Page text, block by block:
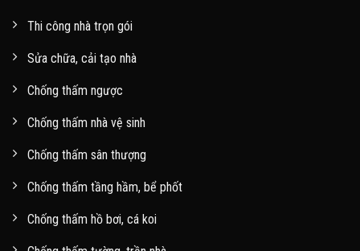
Thi công nhà trọn gói
Sửa chữa, cải tạo nhà
Chống thấm ngược
Chống thấm nhà vệ sinh
Chống thấm sân thượng
Chống thấm tầng hầm, bể phốt
Chống thấm hồ bơi, cá koi